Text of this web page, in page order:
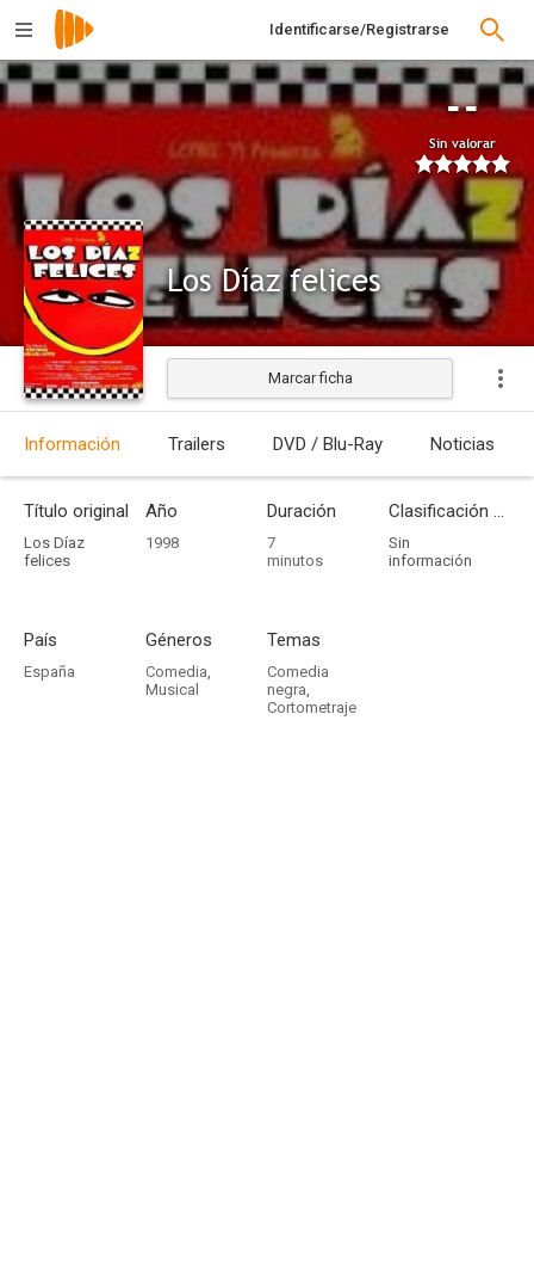
Identificarse/Registrarse
--
Sin valorar
Los Díaz felices
Marcar ficha
Información Trailers DVD / Blu-Ray Noticias
Título original
Los Díaz
felices
Año
1998
Duración
7
minutos
Clasificación por edades
Sin
información
País
España
Géneros
Comedia,
Musical
Temas
Comedia
negra,
Cortometraje